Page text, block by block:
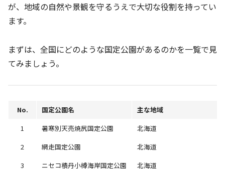
が、地域の自然や景観を守るうえで大切な役割を持ってい
ます。
まずは、全国にどのような国定公園があるのかを一覧で見
てみましょう。
No. 国定公園名
主な地域
1
暑寒別天売焼尻国定公園
北海道
2
網走国定公園
北海道
3
ニセコ積丹小樽海岸国定公園 北海道